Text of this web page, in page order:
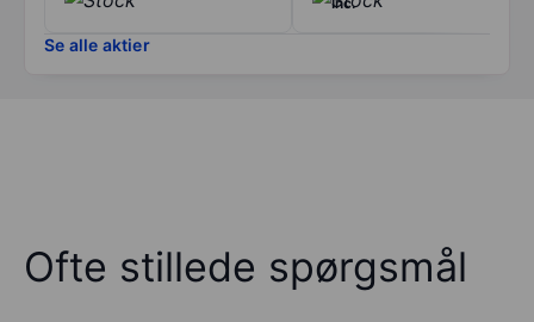
Se alle aktier
Ofte stillede spørgsmål